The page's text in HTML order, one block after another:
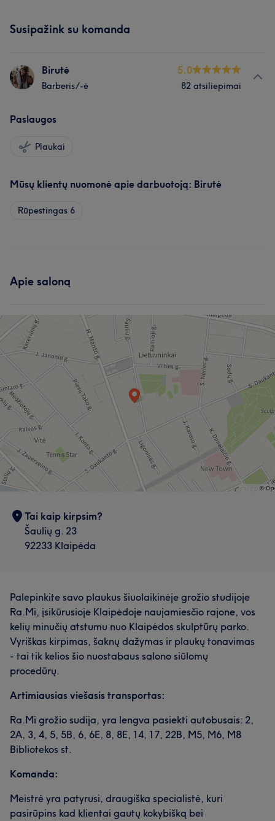
Susipažink su komanda
Birutė
Barberis/-ė
5.0
82 atsiliepimai
Paslaugos
Plaukai
Mūsų klientų nuomonė apie darbuotoją: Birutė
Rūpestingas 6
Apie saloną
Tai kaip kirpsim?
Šaulių g. 23
92233 Klaipėda
Palepinkite savo plaukus šiuolaikinėje grožio studijoje
Ra.Mi, įsikūrusioje Klaipėdoje naujamiesčio rajone, vos
kelių minučių atstumu nuo Klaipėdos skulptūrų parko.
Vyriškas kirpimas, šaknų dažymas ir plaukų tonavimas
- tai tik kelios šio nuostabaus salono siūlomų
procedūrų.
Artimiausias viešasis transportas:
Ra.Mi grožio sudija, yra lengva pasiekti autobusais: 2,
2A, 3, 4, 5, 5B, 6, 6E, 8, 8E, 14, 17, 22B, M5, M6, M8
Bibliotekos st.
Komanda:
Meistrė yra patyrusi, draugiška specialistė, kuri
pasirūpins kad klientai gautų kokybišką bei